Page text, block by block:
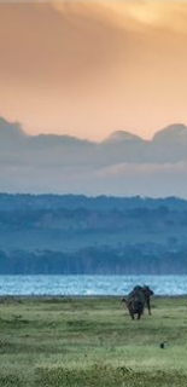
100%
moment d’une
montrer leur
approche
visiteurs. Si les
le lien dès les
Voyager en famille
aussi vous
s’investissent
préservation de la
Activité
Environnement
Brousse et